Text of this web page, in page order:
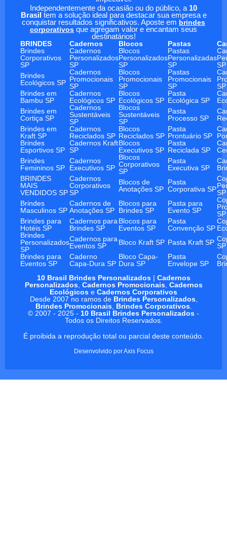
Independentemente da ocasião ou do público, a 10
Brasil tem a solução ideal para destacar sua empresa e
conquistar resultados significativos. Aposte em brindes
corporativos que agregam valor e encantam seus
destinatários!
BRINDES
Cadernos Blocos Pastas
Brindes
Corporativos
SP
Cadernos
Personalizados
SP
Blocos
Personalizados
SP
Pastas
Personalizadas
SP
SP
Brindes
Ecológicos SP
Cadernos
Promocionais
SP
Blocos
Promocionais
SP
Pastas
Promocionais
SP
SP
Brindes em
Bambu SP
Cadernos
Ecológicos SP
Blocos
Ecológicos SP
Pasta
Ecológica SP
Brindes em
Cortiça SP
Cadernos
Sustentáveis
SP
Blocos
Sustentáveis
SP
Pasta
Processo SP
Brindes em
Kraft SP
Cadernos
Reciclados SP
Blocos
Reciclados SP
Pasta
Prontuário SP
Brindes
Esportivos SP
Cadernos Kraft
SP
Blocos
Executivos SP
Pasta
Reciclada SP
Brindes
Femininos SP
Cadernos
Executivos SP
Blocos
Corporativos
SP
Pasta
Executiva SP
BRINDES
MAIS
VENDIDOS SP
Cadernos
Corporativos
SP
Blocos de
Anotações SP
Pasta
Corporativa SPSP
Brindes
Masculinos SP
Cadernos de
Anotações SP
Blocos para
Brindes SP
Pasta para
Evento SP
SP
Brindes para
Hotéis SP
Cadernos para
Brindes SP
Blocos para
Eventos SP
Pasta
Convenção SP
Brindes
Personalizados
SP
Cadernos para
Eventos SP
Bloco Kraft SP Pasta Kraft SP SP
Brindes para
Eventos SP
Caderno
Capa-Dura SP
Bloco Capa-
Dura SP
Pasta
Envelope SP
10 Brasil Brindes Personalizados| Cadernos
Personalizados, Cadernos Promocionais, Cadernos
Ecológicos e Cadernos Corporativos
Desde 2007 no ramos de Brindes Personalizados,
Brindes Promocionais, Brindes Corporativos.
© 2007 - 2025 - 10 Brasil Brindes Personalizados -
Todos os Direitos Reservados.
É proibida a reprodução total ou parcial deste conteúdo.
Desenvolvido porAxis Focus